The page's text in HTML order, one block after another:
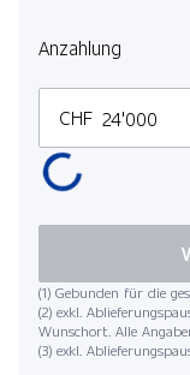
Anzahlung
CHF
(1) Gebunden für die
(2) exkl.
Wunschort. Alle
(3) exkl.